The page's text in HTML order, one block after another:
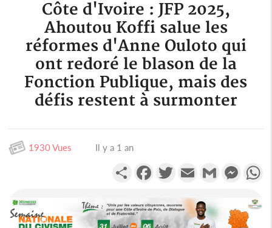
Côte d'Ivoire : JFP 2025,
Ahoutou Koffi salue les
réformes d'Anne Ouloto qui
ont redoré le blason de la
Fonction Publique, mais des
défis restent à surmonter
1930 Vues Il y a 1 an
PartagerFacebookTwitterEmail Gmail